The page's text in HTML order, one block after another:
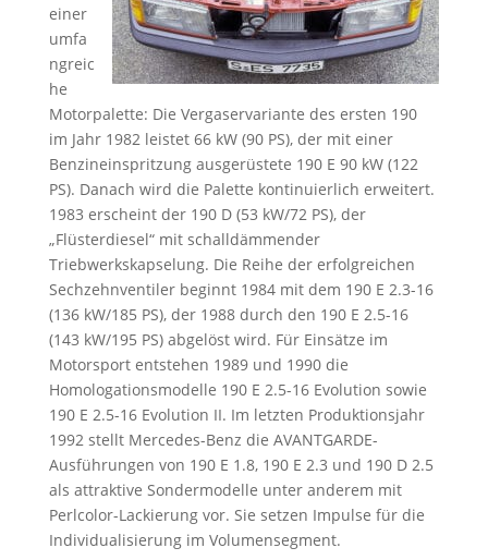
einer
umfa
ngreic
he
Motorpalette: Die Vergaservariante des ersten 190
im Jahr 1982 leistet 66 kW (90 PS), der mit einer
Benzineinspritzung ausgerüstete 190 E 90 kW (122
PS). Danach wird die Palette kontinuierlich erweitert.
1983 erscheint der 190 D (53 kW/72 PS), der
„Flüsterdiesel“ mit schalldämmender
Triebwerkskapselung. Die Reihe der erfolgreichen
Sechzehnventiler beginnt 1984 mit dem 190 E 2.3-16
(136 kW/185 PS), der 1988 durch den 190 E 2.5-16
(143 kW/195 PS) abgelöst wird. Für Einsätze im
Motorsport entstehen 1989 und 1990 die
Homologationsmodelle 190 E 2.5-16 Evolution sowie
190 E 2.5-16 Evolution II. Im letzten Produktionsjahr
1992 stellt Mercedes-Benz die AVANTGARDE-
Ausführungen von 190 E 1.8, 190 E 2.3 und 190 D 2.5
als attraktive Sondermodelle unter anderem mit
Perlcolor-Lackierung vor. Sie setzen Impulse für die
Individualisierung im Volumensegment.